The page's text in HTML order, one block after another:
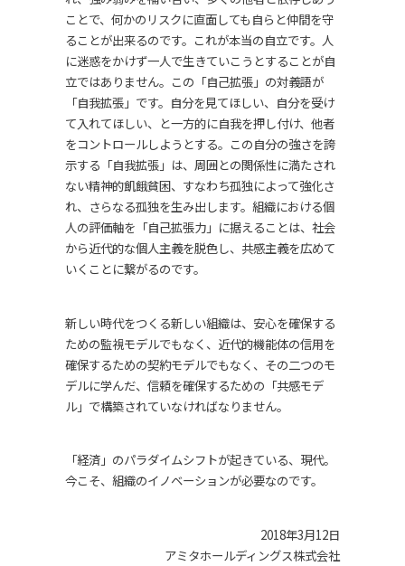
ことで、何かのリスクに直面しても自らと仲間を守
ることが出来るのです。これが本当の自立です。人
に迷惑をかけず一人で生きていこうとすることが自
立ではありません。この「自己拡張」の対義語が
「自我拡張」です。自分を見てほしい、自分を受け
て入れてほしい、と一方的に自我を押し付け、他者
をコントロールしようとする。この自分の強さを誇
示する「自我拡張」は、周囲との関係性に満たされ
ない精神的飢餓貧困、すなわち孤独によって強化さ
れ、さらなる孤独を生み出します。組織における個
人の評価軸を「自己拡張力」に据えることは、社会
から近代的な個人主義を脱色し、共感主義を広めて
いくことに繋がるのです。
新しい時代をつくる新しい組織は、安心を確保する
ための監視モデルでもなく、近代的機能体の信用を
確保するための契約モデルでもなく、その二つのモ
デルに学んだ、信頼を確保するための「共感モデ
ル」で構築されていなければなりません。
「経済」のパラダイムシフトが起きている、現代。
今こそ、組織のイノベーションが必要なのです。
2018年3月12日
アミタホールディングス株式会社